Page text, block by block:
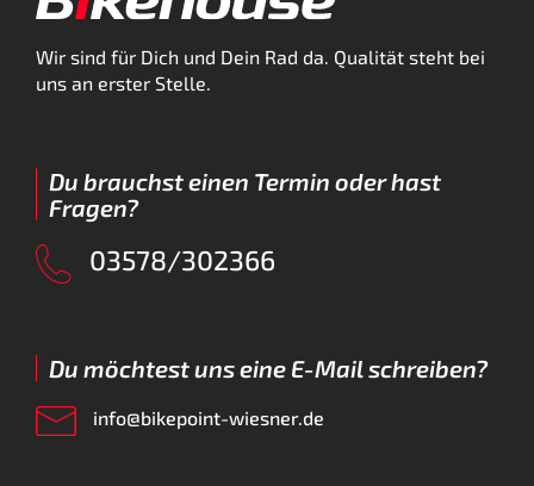
Wir sind für Dich und Dein Rad da. Qualität steht bei
uns an erster Stelle.
Du brauchst einen Termin oder hast
Fragen?
03578/302366
Du möchtest uns eine E-Mail schreiben?
info@bikepoint-wiesner.de